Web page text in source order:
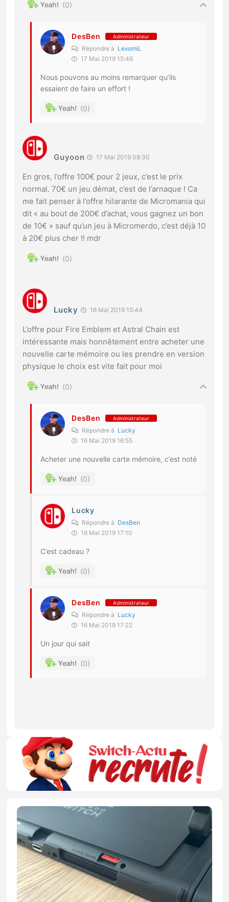
0
DesBen Administrateur
Répondre à LexomiL
17 Mai 2019 15:46
Nous pouvons au moins remarquer qu’ils
essaient de faire un effort !
0
Guyoon 17 Mai 2019 08:30
En gros, l’offre 100€ pour 2 jeux, c’est le prix
normal. 70€ un jeu démat, c’est de l’arnaque ! Ca
me fait penser à l’offre hilarante de Micromania qui
dit « au bout de 200€ d’achat, vous gagnez un bon
de 10€ » sauf qu’un jeu à Micromerdo, c’est déjà 10
à 20€ plus cher !! mdr
0
Lucky 16 Mai 2019 15:44
L’offre pour Fire Emblem et Astral Chain est
intéressante mais honnêtement entre acheter une
nouvelle carte mémoire ou les prendre en version
physique le choix est vite fait pour moi
0
DesBen Administrateur
Répondre à Lucky
16 Mai 2019 16:55
Acheter une nouvelle carte mémoire, c’est noté
0
Lucky
Répondre à DesBen
16 Mai 2019 17:10
C’est cadeau ?
0
DesBen Administrateur
Répondre à Lucky
16 Mai 2019 17:22
Un jour qui sait
0